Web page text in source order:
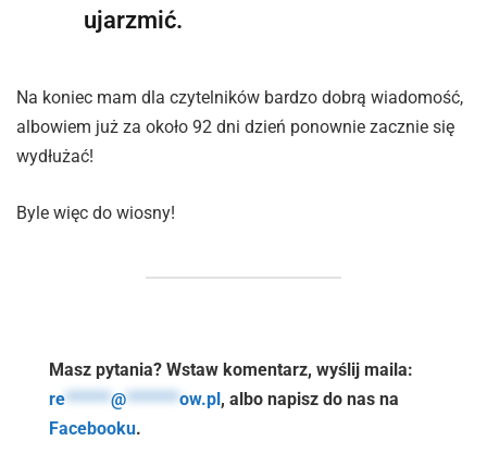
ujarzmić.
Na koniec mam dla czytelników bardzo dobrą wiadomość,
albowiem już za około 92 dni dzień ponownie zacznie się
wydłużać!
Byle więc do wiosny!
Masz pytania? Wstaw komentarz, wyślij maila:
re******@*******ow.pl, albo napisz do nas na
Facebooku.